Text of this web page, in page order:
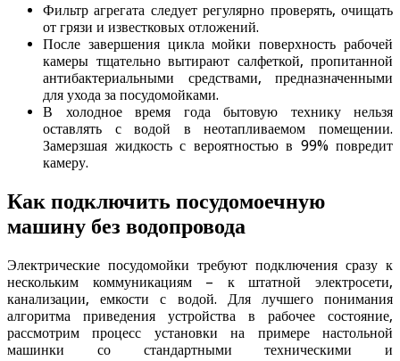
Фильтр агрегата следует регулярно проверять, очищать
от грязи и известковых отложений.
После завершения цикла мойки поверхность рабочей
камеры тщательно вытирают салфеткой, пропитанной
антибактериальными средствами, предназначенными
для ухода за посудомойками.
В холодное время года бытовую технику нельзя
оставлять с водой в неотапливаемом помещении.
Замерзшая жидкость с вероятностью в 99% повредит
камеру.
Как подключить посудомоечную
машину без водопровода
Электрические посудомойки требуют подключения сразу к
нескольким коммуникациям – к штатной электросети,
канализации, емкости с водой. Для лучшего понимания
алгоритма приведения устройства в рабочее состояние,
рассмотрим процесс установки на примере настольной
машинки со стандартными техническими и